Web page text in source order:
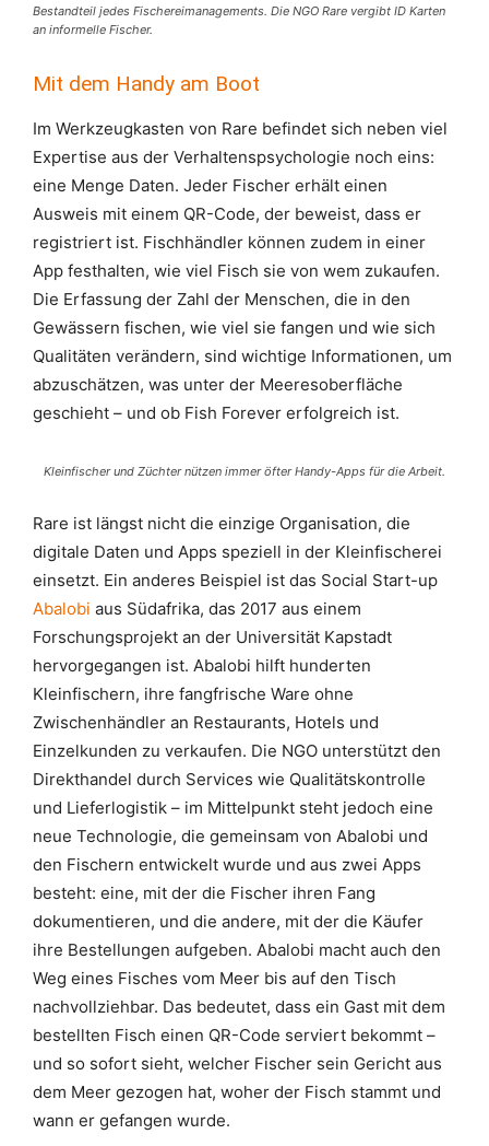
Bestandteil jedes Fischereimanagements. Die NGO Rare vergibt ID Karten
an informelle Fischer.
Mit dem Handy am Boot
Im Werkzeugkasten von Rare befindet sich neben viel
Expertise aus der Verhaltenspsychologie noch eins:
eine Menge Daten. Jeder Fischer erhält einen
Ausweis mit einem QR-Code, der beweist, dass er
registriert ist. Fischhändler können zudem in einer
App festhalten, wie viel Fisch sie von wem zukaufen.
Die Erfassung der Zahl der Menschen, die in den
Gewässern fischen, wie viel sie fangen und wie sich
Qualitäten verändern, sind wichtige Informationen, um
abzuschätzen, was unter der Meeresoberfläche
geschieht – und ob Fish Forever erfolgreich ist.
Kleinfischer und Züchter nützen immer öfter Handy-Apps für die Arbeit.
Rare ist längst nicht die einzige Organisation, die
digitale Daten und Apps speziell in der Kleinfischerei
einsetzt. Ein anderes Beispiel ist das Social Start-up
Abalobi aus Südafrika, das 2017 aus einem
Forschungsprojekt an der Universität Kapstadt
hervorgegangen ist. Abalobi hilft hunderten
Kleinfischern, ihre fangfrische Ware ohne
Zwischenhändler an Restaurants, Hotels und
Einzelkunden zu verkaufen. Die NGO unterstützt den
Direkthandel durch Services wie Qualitätskontrolle
und Lieferlogistik – im Mittelpunkt steht jedoch eine
neue Technologie, die gemeinsam von Abalobi und
den Fischern entwickelt wurde und aus zwei Apps
besteht: eine, mit der die Fischer ihren Fang
dokumentieren, und die andere, mit der die Käufer
ihre Bestellungen aufgeben. Abalobi macht auch den
Weg eines Fisches vom Meer bis auf den Tisch
nachvollziehbar. Das bedeutet, dass ein Gast mit dem
bestellten Fisch einen QR-Code serviert bekommt –
und so sofort sieht, welcher Fischer sein Gericht aus
dem Meer gezogen hat, woher der Fisch stammt und
wann er gefangen wurde.